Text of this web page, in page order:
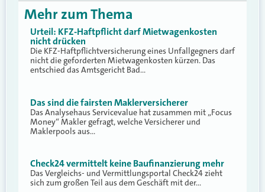
Mehr zum Thema
Urteil: KFZ-Haftpflicht darf Mietwagenkosten
nicht drücken
Die KFZ-Haftpflichtversicherung eines Unfallgegners darf
nicht die geforderten Mietwagenkosten kürzen. Das
entschied das Amtsgericht Bad…
Das sind die fairsten Maklerversicherer
Das Analysehaus Servicevalue hat zusammen mit „Focus
Money“ Makler gefragt, welche Versicherer und
Maklerpools aus…
Check24 vermittelt keine Baufinanzierung mehr
Das Vergleichs- und Vermittlungsportal Check24 zieht
sich zum großen Teil aus dem Geschäft mit der…